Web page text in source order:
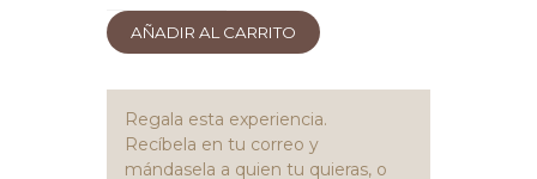
de
55
cantidad
AÑADIR AL CARRITO
Regala esta experiencia.
Recíbela en tu correo y
mándasela a quien tu quieras, o